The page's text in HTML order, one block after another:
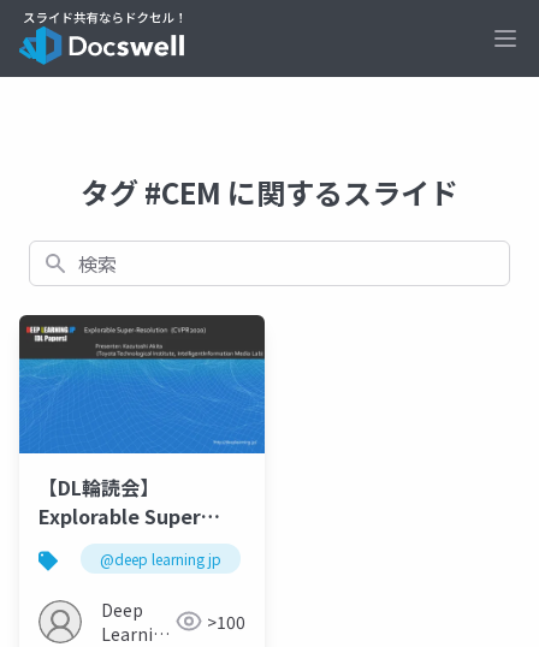
タグ #CEM に関するスライド
検索
【DL輪読会】
Explorable Super
Resolution@deep learning jp
Deep
Learning
>100